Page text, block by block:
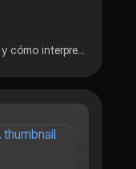
Teoría de las ecuaciones químicas y cómo interpretarlas